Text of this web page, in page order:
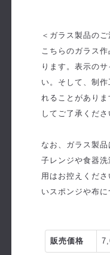
＜ガラス製品の
こちらのガラス
ります。表示の
い。そして、制
れることがあり
してご了承くだ
なお、ガラス製
子レンジや食器
用はお控えくだ
いスポンジや布
販売価格